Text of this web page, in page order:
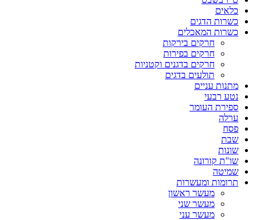
כלאים
כשרות הדגים
כשרות המאכלים
חרקים בירקות
חרקים בפירות
חרקים בדגנים וקטניות
תולעים בדגים
מתנות עניים
נטע רבעי
ספירת העומר
ערלה
פסח
שבת
שונות
שו"ת קורונה
שמיטה
תרומות ומעשרות
מעשר ראשון
מעשר שני
מעשר עני